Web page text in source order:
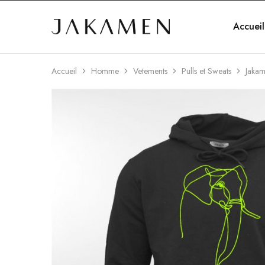
Jakamen Accueil
Accueil Homme Vetements Pulls et Sweats